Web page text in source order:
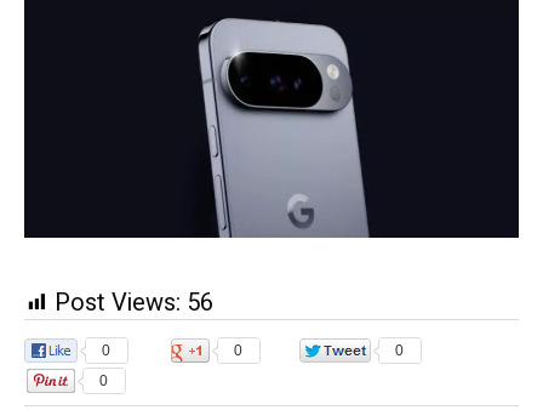
Post Views: 56
0 0
0
0